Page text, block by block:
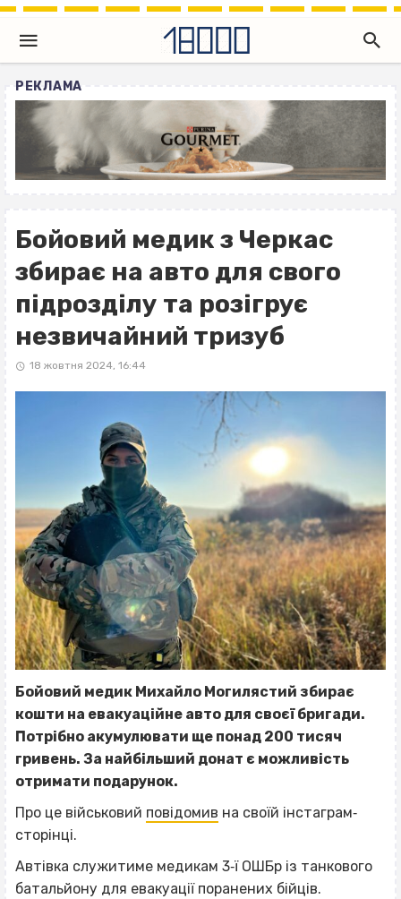
РЕКЛАМА
Бойовий медик з Черкас
збирає на авто для свого
підрозділу та розігрує
незвичайний тризуб
18 жовтня 2024, 16:44
Бойовий медик Михайло Могилястий збирає
кошти на евакуаційне авто для своєї бригади.
Потрібно акумулювати ще понад 200 тисяч
гривень. За найбільший донат є можливість
отримати подарунок.
Про це військовий повідомив на своїй інстаграм‐
сторінці.
Автівка служитиме медикам 3‐ї ОШБр із танкового
батальйону для евакуації поранених бійців.